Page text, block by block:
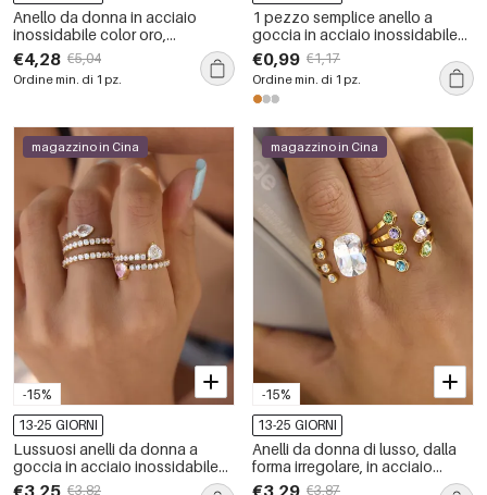
Anello da donna in acciaio
inossidabile color oro,
impermeabile, a forma di goccia,
con zirconi.
€4,28 €5,04
Ordine min. di 1 pz.
1 pezzo semplice anello a
goccia in acciaio inossidabile
color oro
€0,99 €1,17
Ordine min. di 1 pz.
-15%
magazzino in Cina
13-25 GIORNI
Lussuosi anelli da donna a
goccia in acciaio inossidabile
color oro impermeabile con
€3,82
-15%
magazzino in Cina
13-25 GIORNI
Anelli da donna di lusso, dalla
forma irregolare, in acciaio
inossidabile, impermeabili, color
€3,87